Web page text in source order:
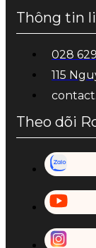
Thông tin
028
115
Theo dõi